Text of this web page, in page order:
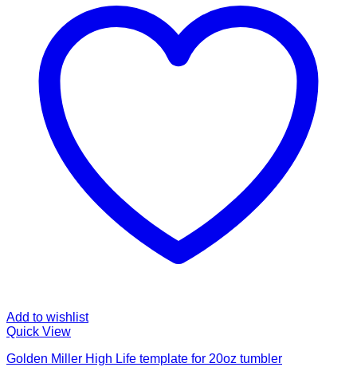
Add to wishlist
Quick View
Golden Miller High Life template for 20oz tumbler